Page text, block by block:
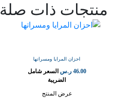
منتجات ذات صلة
احزان المرايا ومسراتها
46.00 ر.س السعر شامل
الضريبة
عرض المنتج